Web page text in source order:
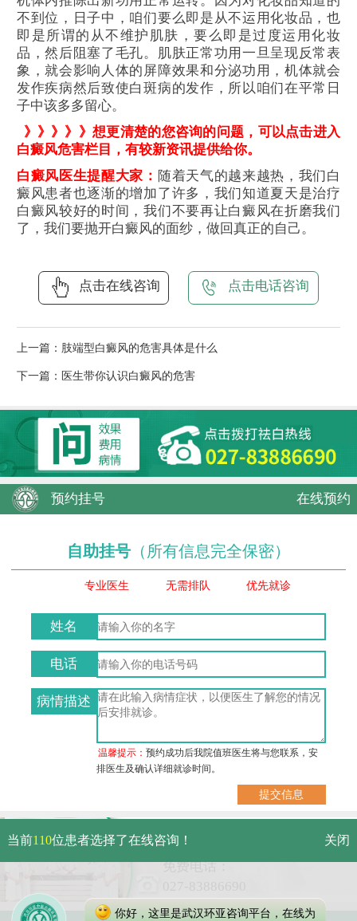
不到位，日子中，咱们要么即是从不运用化妆品，也
即是所谓的从不维护肌肤，要么即是过度运用化妆
品，然后阻塞了毛孔。肌肤正常功用一旦呈现反常表
象，就会影响人体的屏障效果和分泌功用，机体就会
发作疾病然后致使白斑病的发作，所以咱们在平常日
子中该多多留心。
》》》》》想更清楚的您咨询的问题，可以点击进入
白癜风危害栏目，有较新资讯提供给你。
白癜风医生提醒大家： 随着天气的越来越热，我们白
癜风患者也逐渐的增加了许多，我们知道夏天是治疗
白癜风较好的时间，我们不要再让白癜风在折磨我们
了，我们要抛开白癜风的面纱，做回真正的自己。
点击在线咨询 点击电话咨询
上一篇： 肢端型白癜风的危害具体是什么
下一篇： 医生带你认识白癜风的危害
预约挂号 在线预约
自助挂号 （所有信息完全保密）
专业医生 无需排队 优先就诊
姓名
电话
病情描述
温馨提示：预约成功后我院值班医生将与您联系，安
排医生及确认详细就诊时间。
武汉市硚口区解放大道469号附
6（原479号）
免费电话：
当前110位患者选择了在线咨询！ 关闭
你好，这里是武汉环亚咨询平台，在线为